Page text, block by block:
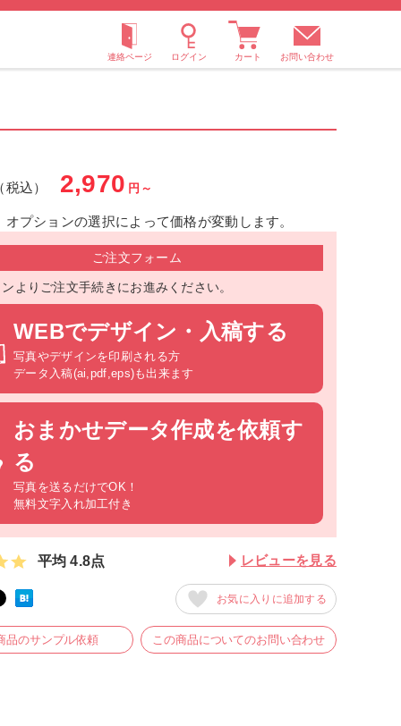
お問い合わせ
込） 2,970 円～
プションの選択によって価格が変動します。
ご注文フォーム
よりご注文手続きにお進みください。
WEBでデザイン・入稿する
写真やデザインを印刷される方
データ入稿(ai,pdf,eps)も出来ます
おまかせデータ作成を依頼す
る
写真を送るだけでOK！
無料文字入れ加工付き
平均 4.8点 レビューを見る
お気に入りに追加する
品のサンプル依頼 この商品についてのお問い合わせ